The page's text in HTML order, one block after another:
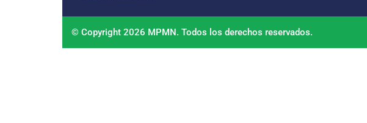
© Copyright 2026 MPMN. Todos los derechos reservados.